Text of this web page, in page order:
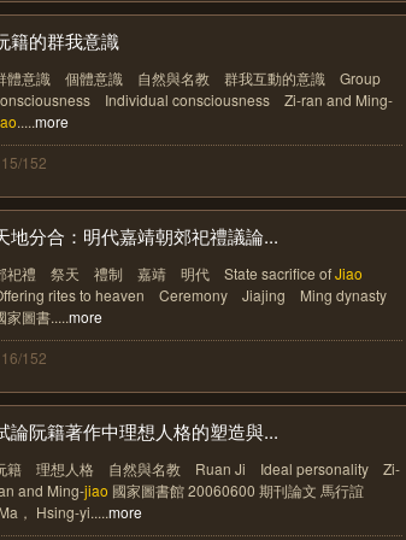
籍的群我意識
體意識 個體意識 自然與名教 群我互動的意識 Group
Individual consciousness Zi-ran and Ming-
.....more
152
地分合：明代嘉靖朝郊祀禮議論...
祀禮 祭天 禮制 嘉靖 明代 State sacrifice ofJiao
rites to heaven Ceremony Jiajing Ming dynasty
家圖書.....more
152
論阮籍著作中理想人格的塑造與...
籍 理想人格 自然與名教 Ruan Ji Ideal personality Zi-
and Ming-jiao 國家圖書館 20060600 期刊論文 馬行誼
， Hsing-yi.....more